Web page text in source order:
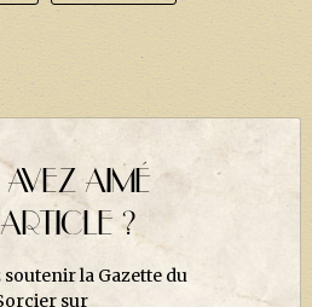
AIMÉ
?
soutenir la Gazette du
sur